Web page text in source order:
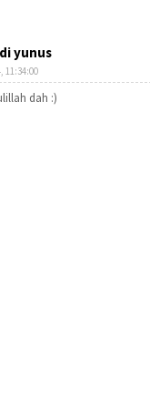
yunus
11:34:00
dah :)